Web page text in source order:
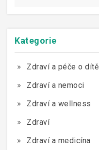
Kategorie
Zdraví a péče o dítě
Zdraví a nemoci
Zdraví a wellness
Zdraví
Zdraví a medicína